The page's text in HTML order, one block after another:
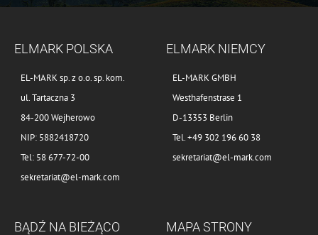
ELMARK POLSKA
EL-MARK sp. z o.o. sp. kom.
ul. Tartaczna 3
84-200 Wejherowo
NIP: 5882418720
Tel: 58 677-72-00
sekretariat@el-mark.com
ELMARK NIEMCY
EL-MARK GMBH
Westhafenstrase 1
D-13353 Berlin
Tel. +49 302 196 60 38
sekretariat@el-mark.com
BĄDŹ NA BIEŻĄCO MAPA STRONY